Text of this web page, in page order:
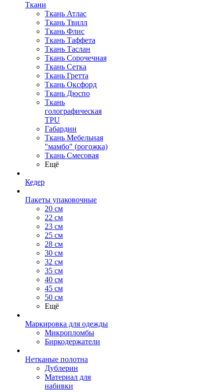
Ткани
Ткань Атлас
Ткань Твилл
Ткань Флис
Ткань Таффета
Ткань Таслан
Ткань Сорочечная
Ткань Сетка
Ткань Гретта
Ткань Оксфорд
Ткань Дюспо
Ткань
голографическая
TPU
Габардин
Ткань Мебельная
"мамбо" (рогожка)
Ткань Смесовая
Ещё
Кедер
Пакеты упаковочные
20 см
22 см
23 см
25 см
28 см
30 см
32 см
35 см
40 см
45 см
50 см
Ещё
Маркировка для одежды
Микропломбы
Биркодержатели
Нетканые полотна
Дублерин
Материал для
набивки